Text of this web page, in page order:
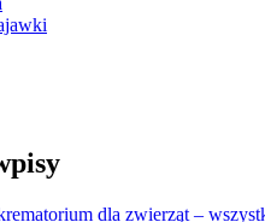
dla zwierząt –